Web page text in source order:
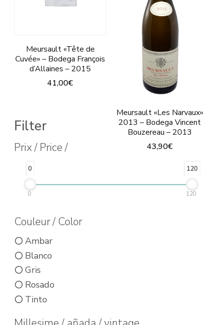
Meursault «Tête de
Cuvée» – Bodega François
d’Allaines – 2015
41,00€
Meursault «Les Narvaux»
2013 – Bodega Vincent
Bouzereau – 2013
43,90€
Filter
Prix / Price /
0 120
0 120
Couleur / Color
Ambar
Blanco
Gris
Rosado
Tinto